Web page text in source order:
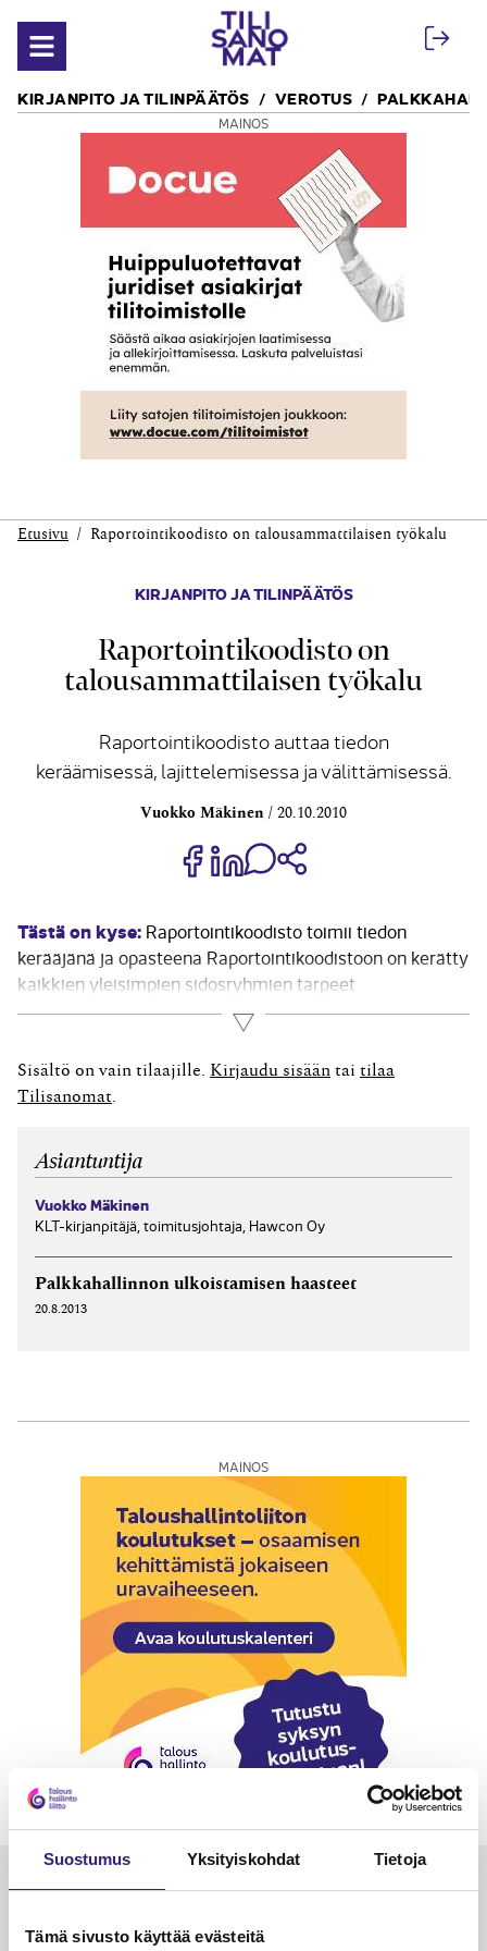
Suostumus Yksityiskohdat Tietoja
Tämä sivusto käyttää evästeitä
Avaa valikko
KIRJANPITO JA TILINPÄÄTÖS VEROTUS
MAINOS
Etusivu Raportointikoodisto on talousammattilaisen työkalu
KIRJANPITO JA TILINPÄÄTÖS
Raportointikoodisto on
talousammattilaisen työkalu
Raportointikoodisto auttaa tiedon
keräämisessä, lajittelemisessa ja välittämisessä.
Vuokko Mäkinen 20.10.2010
Jaa Share on Facebook
Jaa Share on LinkedIn
Jaa WhatsApp-viestinä
Tästä on kyse: Raportointikoodisto toimii tiedon
kerääjänä ja opasteena Raportointikoodistoon on kerätty
kaikkien yleisimpien sidosryhmien tarpeet
kirjanpidollisesta informaatiosta. Koodiston
valmistelutyössä on ollut mukana laaja joukko
taloushallinnon vaikuttajia sekä kaikkien raportinsaajien
edustajat. Silloin kun koodistoa luotiin, asetettiin
Lue lisää
Sisältö on vain tilaajille. Kirjaudu sisään tai tilaa
Tilisanomat
Asiantuntija
Vuokko Mäkinen
KLT-kirjanpitäjä, toimitusjohtaja, Hawcon Oy
Palkkahallinnon ulkoistamisen haasteet
20.8.2013
MAINOS
Luetuimmat
VEROTUS